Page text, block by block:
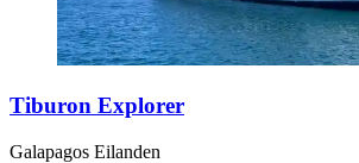
Tiburon Explorer
Galapagos Eilanden